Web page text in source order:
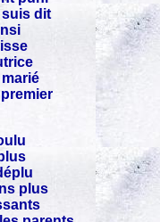
suis dit
plus